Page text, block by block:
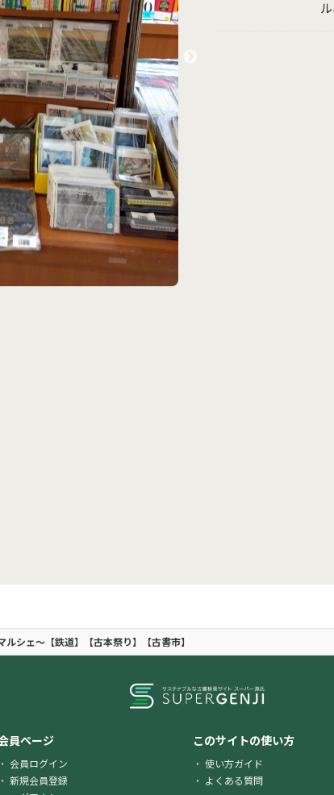
シェ〜【鉄道】【古本祭り】【古書市】
員ページ
会員ログイン
新規会員登録
このサイトの使い方
使い方ガイド
よくある質問